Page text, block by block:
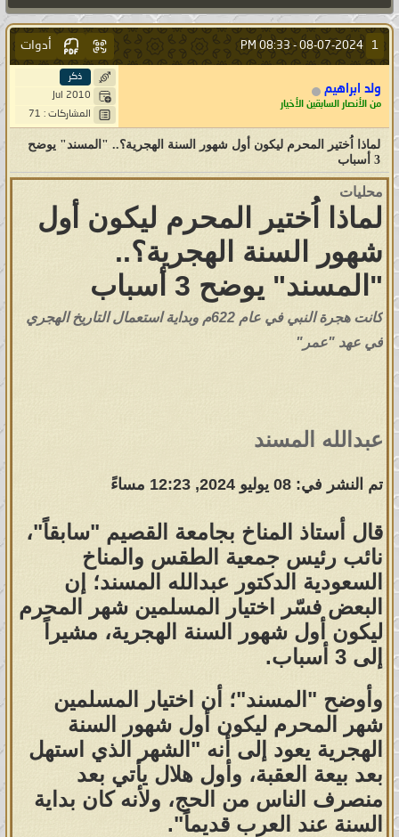
1
08-07-2024 -
08:33 PM أدوات
ولد ابراهيم
من الأنصار السابقين الأخيار
ذكر
Jul 2010
المشاركات : 71
لماذا اُختير المحرم ليكون أول شهور السنة الهجرية؟.. "المسند" يوضح
3 أسباب
محليات
لماذا اُختير المحرم ليكون أول
شهور السنة الهجرية؟..
"المسند" يوضح 3 أسباب
كانت هجرة النبي في عام 622م وبداية استعمال التاريخ الهجري
في عهد "عمر"
عبدالله المسند
تم النشر في: 08 يوليو 2024, 12:23 مساءً
قال أستاذ المناخ بجامعة القصيم "سابقاً"،
نائب رئيس جمعية الطقس والمناخ
السعودية الدكتور عبدالله المسند؛ إن
البعض فسّر اختيار المسلمين شهر المحرم
ليكون أول شهور السنة الهجرية، مشيراً
إلى 3 أسباب.
وأوضح "المسند"؛ أن اختيار المسلمين
شهر المحرم ليكون أول شهور السنة
الهجرية يعود إلى أنه "الشهر الذي استهل
بعد بيعة العقبة، وأول هلال يأتي بعد
منصرف الناس من الحج، ولأنه كان بداية
السنة عند العرب قديماً".